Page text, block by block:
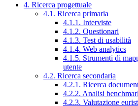
4. Ricerca progettuale
4.1. Ricerca primaria
4.1.1. Interviste
4.1.2. Questionari
4.1.3. Test di usabilità
4.1.4. Web analytics
4.1.5. Strumenti di
utente
4.2. Ricerca secondaria
4.2.1. Ricerca
4.2.2. Analisi
4.2.3. Valutazione